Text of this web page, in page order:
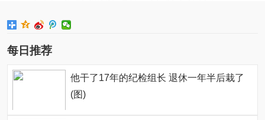
每日推荐
他干了17年的纪检组长 退休一年半后栽了
(图)